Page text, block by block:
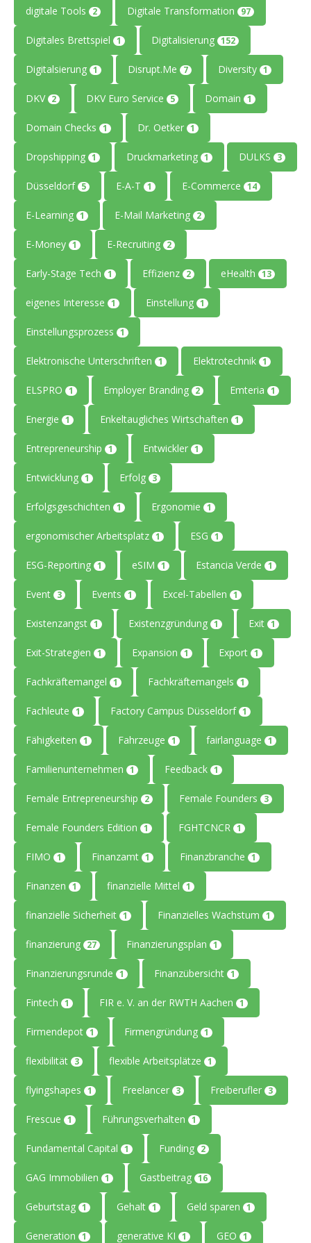
digitale Tools 2 Digitale Transformation 97
Digitales Brettspiel 1 Digitalisierung 152
Digitalsierung 1 Disrupt.Me 7 Diversity 1
DKV 2 DKV Euro Service 5 Domain 1
Domain Checks 1 Dr. Oetker 1
Dropshipping 1 Druckmarketing 1 DULKS 3
Düsseldorf 5 E-A-T 1 E-Commerce 14
E-Learning 1 E-Mail Marketing 2
E-Money 1 E-Recruiting 2
Early-Stage Tech 1 Effizienz 2 eHealth 13
eigenes Interesse 1 Einstellung 1
Einstellungsprozess 1
Elektronische Unterschriften 1 Elektrotechnik 1
ELSPRO 1 Employer Branding 2 Emteria 1
Energie 1 Enkeltaugliches Wirtschaften 1
Entrepreneurship 1 Entwickler 1
Entwicklung 1 Erfolg 3
Erfolgsgeschichten 1 Ergonomie 1
ergonomischer Arbeitsplatz 1 ESG 1
ESG-Reporting 1 eSIM 1 Estancia Verde 1
Event 3 Events 1 Excel-Tabellen 1
Existenzangst 1 Existenzgründung 1 Exit 1
Exit-Strategien 1 Expansion 1 Export 1
Fachkräftemangel 1 Fachkräftemangels 1
Fachleute 1 Factory Campus Düsseldorf 1
Fähigkeiten 1 Fahrzeuge 1 fairlanguage 1
Familienunternehmen 1 Feedback 1
Female Entrepreneurship 2 Female Founders 3
Female Founders Edition 1 FGHTCNCR 1
FIMO 1 Finanzamt 1 Finanzbranche 1
Finanzen 1 finanzielle Mittel 1
finanzielle Sicherheit 1 Finanzielles Wachstum 1
finanzierung 27 Finanzierungsplan 1
Finanzierungsrunde 1 Finanzübersicht 1
Fintech 1 FIR e. V. an der RWTH Aachen 1
Firmendepot 1 Firmengründung 1
flexibilität 3 flexible Arbeitsplätze 1
flyingshapes 1 Freelancer 3 Freiberufler 3
Frescue 1 Führungsverhalten 1
Fundamental Capital 1 Funding 2
GAG Immobilien 1 Gastbeitrag 16
Geburtstag 1 Gehalt 1 Geld sparen 1
Generation 1 generative KI 1 GEO 1